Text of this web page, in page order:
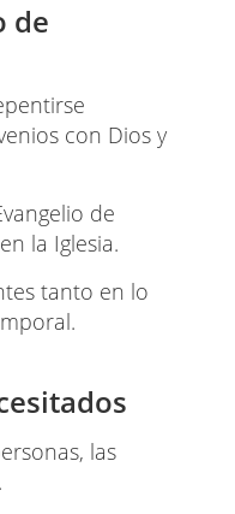
de
con Dios y
de
la Iglesia.
tanto en lo
las